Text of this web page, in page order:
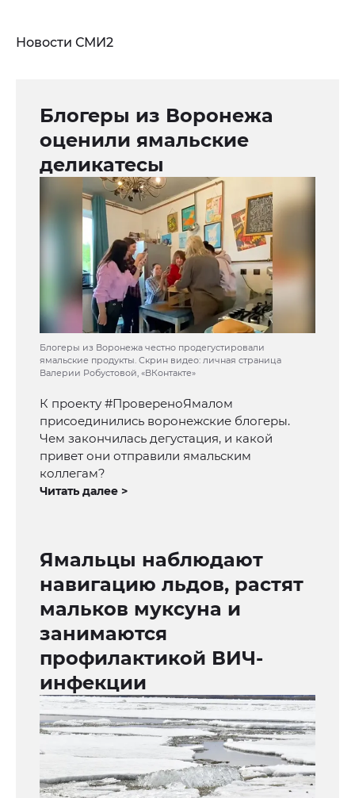
Новости СМИ2
Блогеры из Воронежа
оценили ямальские
деликатесы
Блогеры из Воронежа честно продегустировали
ямальские продукты. Скрин видео: личная страница
Валерии Робустовой, «ВКонтакте»
К проекту #ПровереноЯмалом
присоединились воронежские блогеры.
Чем закончилась дегустация, и какой
привет они отправили ямальским
коллегам?
Читать далее >
Ямальцы наблюдают
навигацию льдов, растят
мальков муксуна и
занимаются
профилактикой ВИЧ-
инфекции